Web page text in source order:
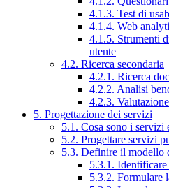
4.1.3. Test di
4.1.4. Web
4.1.5. Strumenti
utente
4.2. Ricerca secondaria
4.2.1. Ricerca
4.2.2. Analisi
4.2.3.
5. Progettazione dei servizi
5.1. Cosa sono i servizi
5.2. Progettare servizi
5.3. Definire il modello
5.3.1.
5.3.2. Formulare